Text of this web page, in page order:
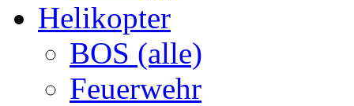
Helikopter
BOS (alle)
Feuerwehr